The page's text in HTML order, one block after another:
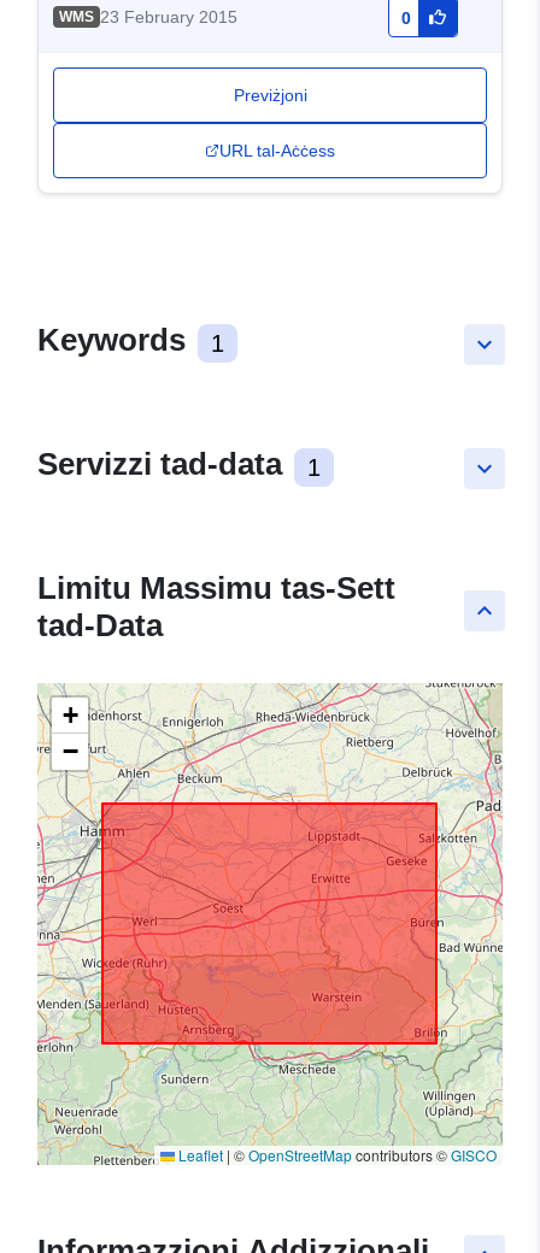
WMS 23 February 2015 0
Previżjoni
URL tal-Aċċess
keyboard_arrow_down
Keywords 1
keyboard_arrow_down
Servizzi tad-data 1
keyboard_arrow_up
Limitu Massimu tas-Sett
tad-Data
+
−
Leaflet | ©OpenStreetMapcontributors ©GISCO